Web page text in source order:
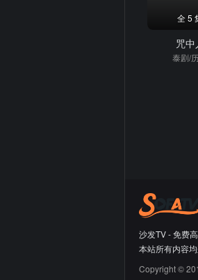
全 5
咒中
泰剧/
沙发TV - 免费
本站所有内容
Copyright ©